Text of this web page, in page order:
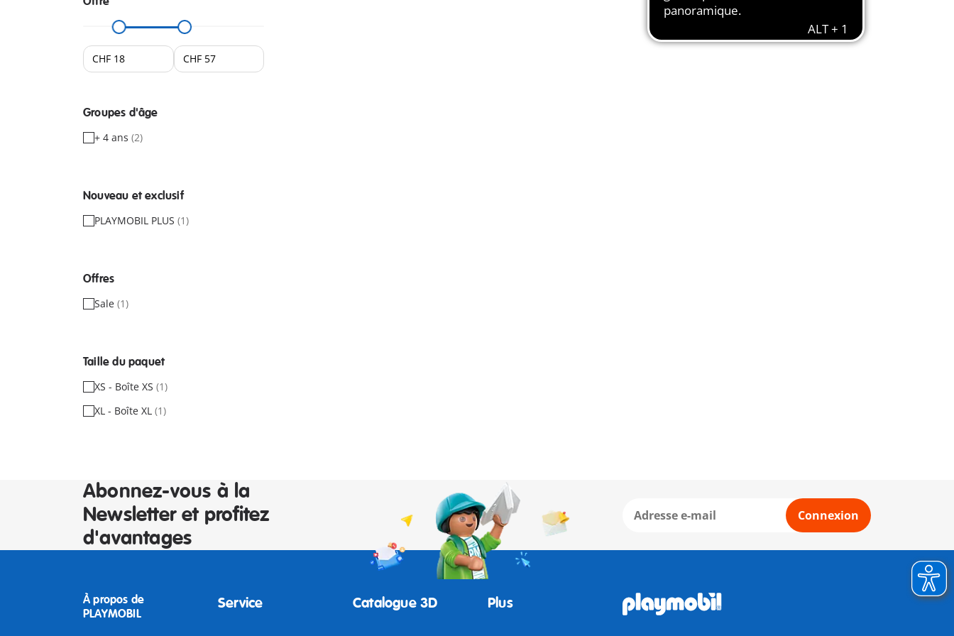
Groupes d'âge
+ 4 ans (2)
Nouveau et exclusif
PLAYMOBIL PLUS (1)
Offres
Sale (1)
Taille du paquet
XS - Boîte XS (1)
XL - Boîte XL (1)
Abonnez-vous à la
Newsletter et profitez
d'avantages
Connexion
À propos de
PLAYMOBIL
Service Catalogue 3D Plus